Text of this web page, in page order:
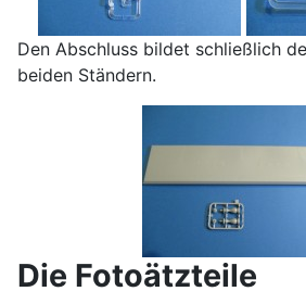
Den Abschluss bildet schließlich
beiden Ständern.
Die Fotoätzteile